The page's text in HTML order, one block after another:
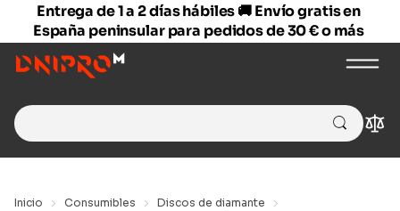
Entrega de 1 a 2 días hábiles 🚚 Envío gratis en
España peninsular para pedidos de 30 € o más
Search
for:
Inicio Consumibles
Discos de diamante